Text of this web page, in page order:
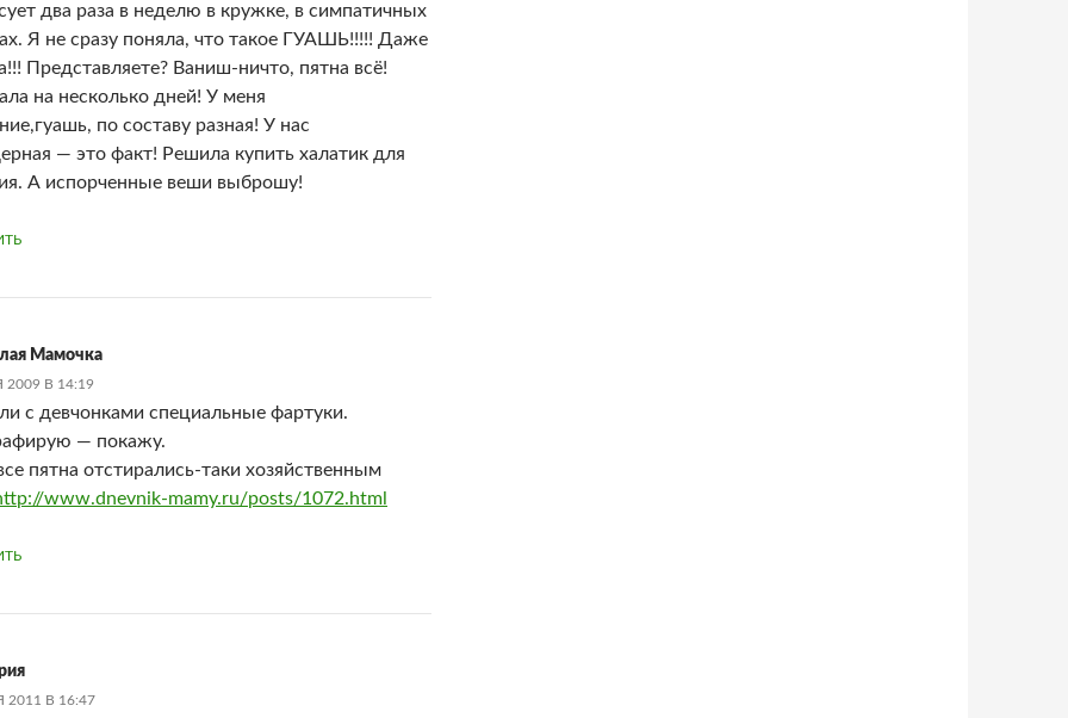
два раза в неделю в кружке, в симпатичных
Я не сразу поняла, что такое ГУАШЬ!!!!! Даже
Представляете? Ваниш-ничто, пятна всё!
на несколько дней! У меня
по составу разная! У нас
— это факт! Решила купить халатик для
А испорченные веши выброшу!
Мамочка
2009 В 14:19
с девчонками специальные фартуки.
— покажу.
пятна отстирались-таки хозяйственным
www.dnevnik-mamy.ru/posts/1072.html
2011 В 16:47